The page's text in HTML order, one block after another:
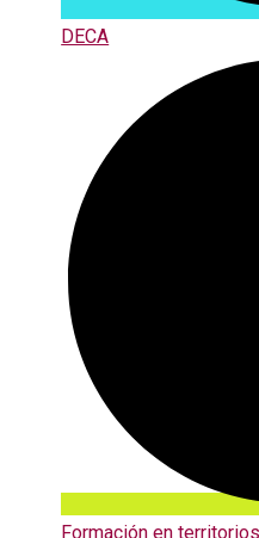
DECA
Formación en territorios